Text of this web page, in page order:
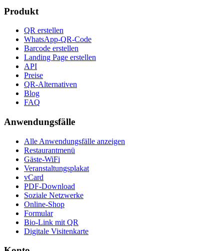
Produkt
QR erstellen
WhatsApp-QR-Code
Barcode erstellen
Landing Page erstellen
API
Preise
QR-Alternativen
Blog
FAQ
Anwendungsfälle
Alle Anwendungsfälle anzeigen
Restaurantmenü
Gäste-WiFi
Veranstaltungsplakat
vCard
PDF-Download
Soziale Netzwerke
Online-Shop
Formular
Bio-Link mit QR
Digitale Visitenkarte